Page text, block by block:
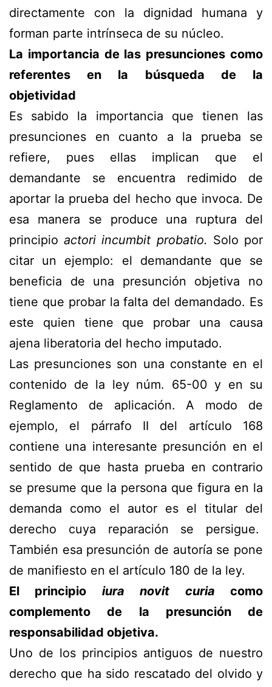
directamente con la dignidad humana y
forman parte intrínseca de su núcleo.
La importancia de las presunciones como
referentes en la búsqueda de la
objetividad
Es sabido la importancia que tienen las
presunciones en cuanto a la prueba se
refiere, pues ellas implican que el
demandante se encuentra redimido de
aportar la prueba del hecho que invoca. De
esa manera se produce una ruptura del
principioactori incumbit probatio. Solo por
citar un ejemplo: el demandante que se
beneficia de una presunción objetiva no
tiene que probar la falta del demandado. Es
este quien tiene que probar una causa
ajena liberatoria del hecho imputado.
Las presunciones son una constante en el
contenido de la ley núm. 65-00 y en su
Reglamento de aplicación. A modo de
ejemplo, el párrafo II del artículo 168
contiene una interesante presunción en el
sentido de que hasta prueba en contrario
se presume que la persona que figura en la
demanda como el autor es el titular del
derecho cuya reparación se persigue.
También esa presunción de autoría se pone
de manifiesto en el artículo 180 de la ley.
El principio iura novit curia como
complemento de la presunción de
responsabilidad objetiva.
Uno de los principios antiguos de nuestro
derecho que ha sido rescatado del olvido y